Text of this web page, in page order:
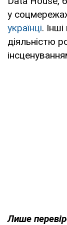
у
українці.
діяльністю
Лише